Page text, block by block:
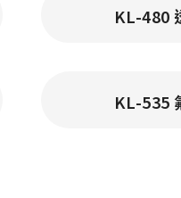
KL-480
KL-535